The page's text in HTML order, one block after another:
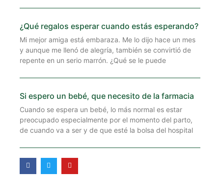
¿Qué regalos esperar cuando estás esperando?
Mi mejor amiga está embaraza. Me lo dijo hace un mes
y aunque me llenó de alegría, también se convirtió de
repente en un serio marrón. ¿Qué se le puede
Si espero un bebé, que necesito de la farmacia
Cuando se espera un bebé, lo más normal es estar
preocupado especialmente por el momento del parto,
de cuando va a ser y de que esté la bolsa del hospital
F
a
c
T
w
i
Y
o
u